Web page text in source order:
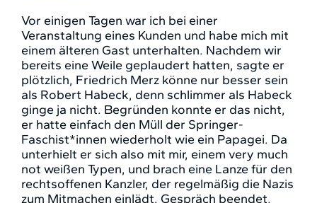
Vor einigen Tagen war ich bei einer
Veranstaltung eines Kunden und habe mich mit
einem älteren Gast unterhalten. Nachdem wir
bereits eine Weile geplaudert hatten, sagte er
plötzlich, Friedrich Merz könne nur besser sein
als Robert Habeck, denn schlimmer als Habeck
ginge ja nicht. Begründen konnte er das nicht,
er hatte einfach den Müll der Springer-
Faschist*innen wiederholt wie ein Papagei. Da
unterhielt er sich also mit mir, einem very much
not weißen Typen, und brach eine Lanze für den
rechtsoffenen Kanzler, der regelmäßig die Nazis
zum Mitmachen einlädt. Gespräch beendet,